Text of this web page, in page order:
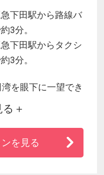
下田駅から路線バ
3分。
下田駅からタクシ
3分。
を眼下に一望でき
田漁港で揚がった
幸！
たお食事サービス
を見る